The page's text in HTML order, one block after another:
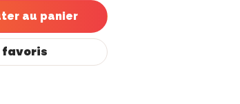
au panier
favoris